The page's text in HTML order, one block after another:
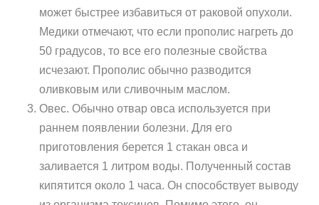
может быстрее избавиться от раковой опухоли.
Медики отмечают, что если прополис нагреть до
50 градусов, то все его полезные свойства
исчезают. Прополис обычно разводится
оливковым или сливочным маслом.
Овес. Обычно отвар овса используется при
раннем появлении болезни. Для его
приготовления берется 1 стакан овса и
заливается 1 литром воды. Полученный состав
кипятится около 1 часа. Он способствует выводу